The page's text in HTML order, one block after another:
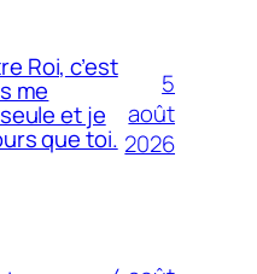
Roi, c’est
me
et je
que toi.
5
août
2026